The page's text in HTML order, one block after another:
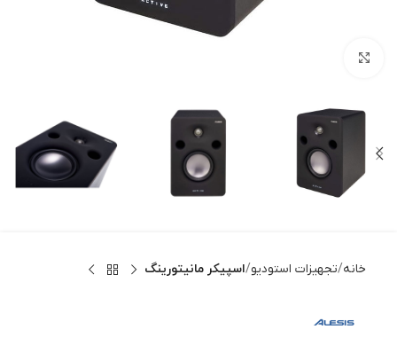
خانه تجهیزات استودیو اسپیکر مانیتورینگ